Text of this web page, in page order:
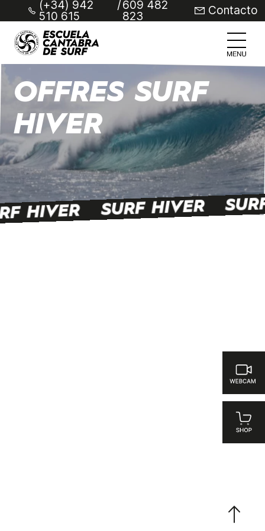
(+34) 942
510 615
/609 482
823 Contacto
OFFRES SURF
HIVER
HIVER SURF HIVER